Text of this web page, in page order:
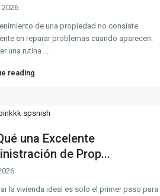
2026
de una propiedad no consiste
en reparar problemas cuando aparecen.
una rutina ...
reading
una Excelente
de Prop...
la vivienda ideal es solo el primer paso para